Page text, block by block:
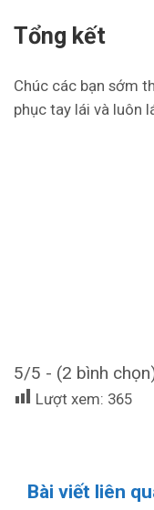
Tổng kết
Chúc các bạn sớm
phục tay lái và luôn
5/5 - (2 bình
Lượt xem: 365
Bài viết liên